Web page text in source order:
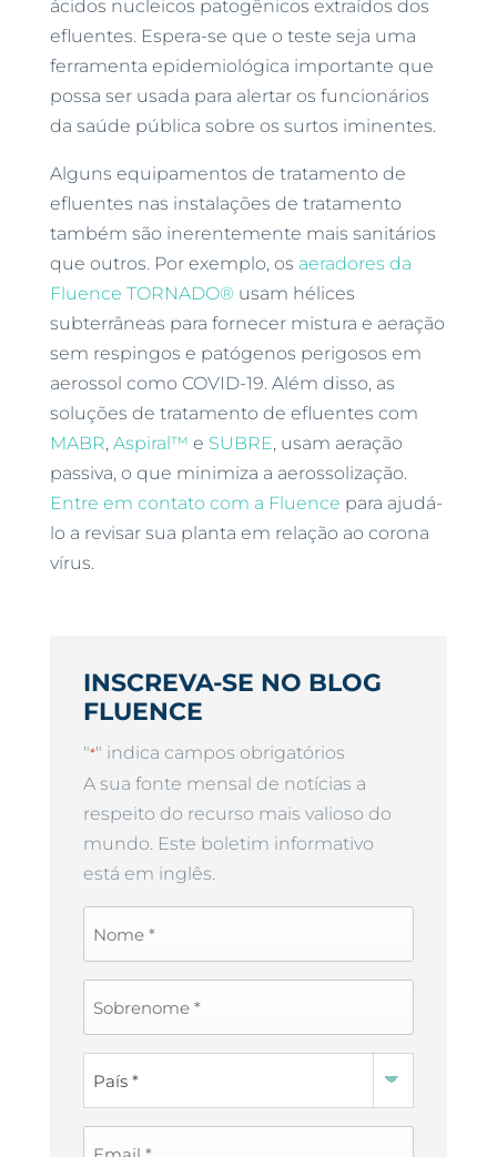
ácidos nucleicos patogênicos extraídos dos
efluentes. Espera-se que o teste seja uma
ferramenta epidemiológica importante que
possa ser usada para alertar os funcionários
da saúde pública sobre os surtos iminentes.
Alguns equipamentos de tratamento de
efluentes nas instalações de tratamento
também são inerentemente mais sanitários
que outros. Por exemplo, os aeradores da
Fluence TORNADO®usam hélices
subterrâneas para fornecer mistura e aeração
sem respingos e patógenos perigosos em
aerossol como COVID-19. Além disso, as
soluções de tratamento de efluentes com
MABR, Aspiral™ e SUBRE, usam aeração
passiva, o que minimiza a aerossolização.
Entre em contato com a Fluence para ajudá-
lo a revisar sua planta em relação ao corona
vírus.
INSCREVA-SE NO BLOG
FLUENCE
"*" indica campos obrigatórios
A sua fonte mensal de notícias a
respeito do recurso mais valioso do
mundo. Este boletim informativo
está em inglês.